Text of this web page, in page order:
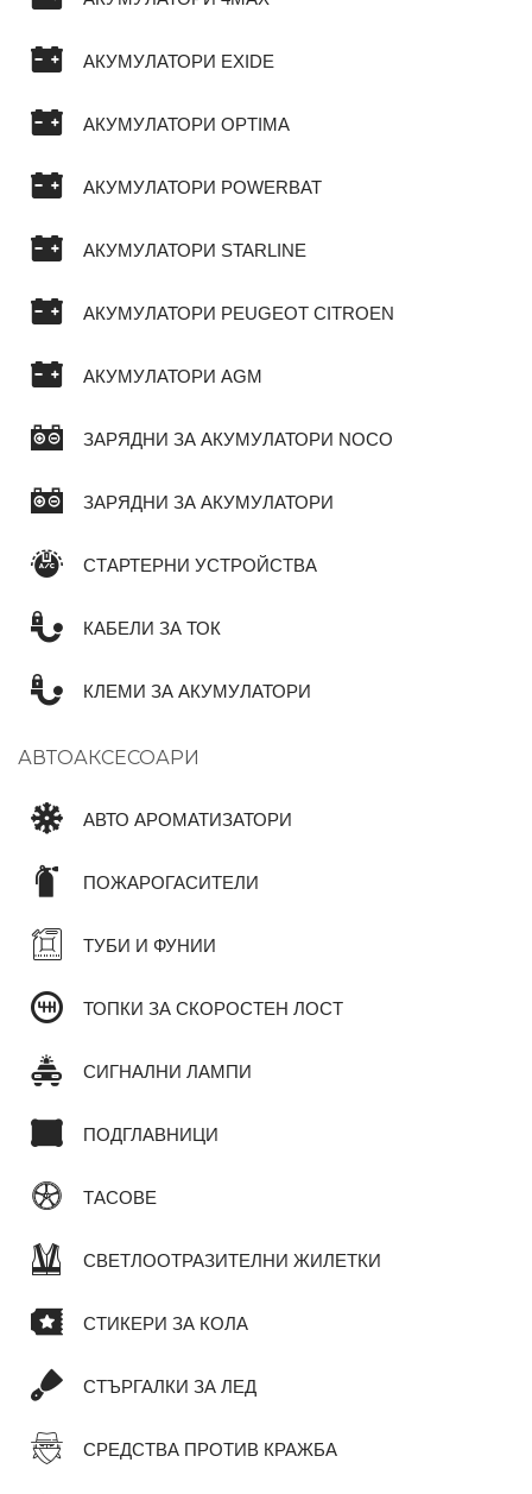
АКУМУЛАТОРИ EXIDE
АКУМУЛАТОРИ OPTIMA
АКУМУЛАТОРИ POWERBAT
АКУМУЛАТОРИ STARLINE
АКУМУЛАТОРИ PEUGEOT CITROEN
АКУМУЛАТОРИ AGM
ЗАРЯДНИ ЗА АКУМУЛАТОРИ NOCO
ЗАРЯДНИ ЗА АКУМУЛАТОРИ
СТАРТЕРНИ УСТРОЙСТВА
КАБЕЛИ ЗА ТОК
КЛЕМИ ЗА АКУМУЛАТОРИ
АВТОАКСЕСОАРИ
АВТО АРОМАТИЗАТОРИ
ПОЖАРОГАСИТЕЛИ
ТУБИ И ФУНИИ
ТОПКИ ЗА СКОРОСТЕН ЛОСТ
СИГНАЛНИ ЛАМПИ
ПОДГЛАВНИЦИ
ТАСОВЕ
СВЕТЛООТРАЗИТЕЛНИ ЖИЛЕТКИ
СТИКЕРИ ЗА КОЛА
СТЪРГАЛКИ ЗА ЛЕД
СРЕДСТВА ПРОТИВ КРАЖБА